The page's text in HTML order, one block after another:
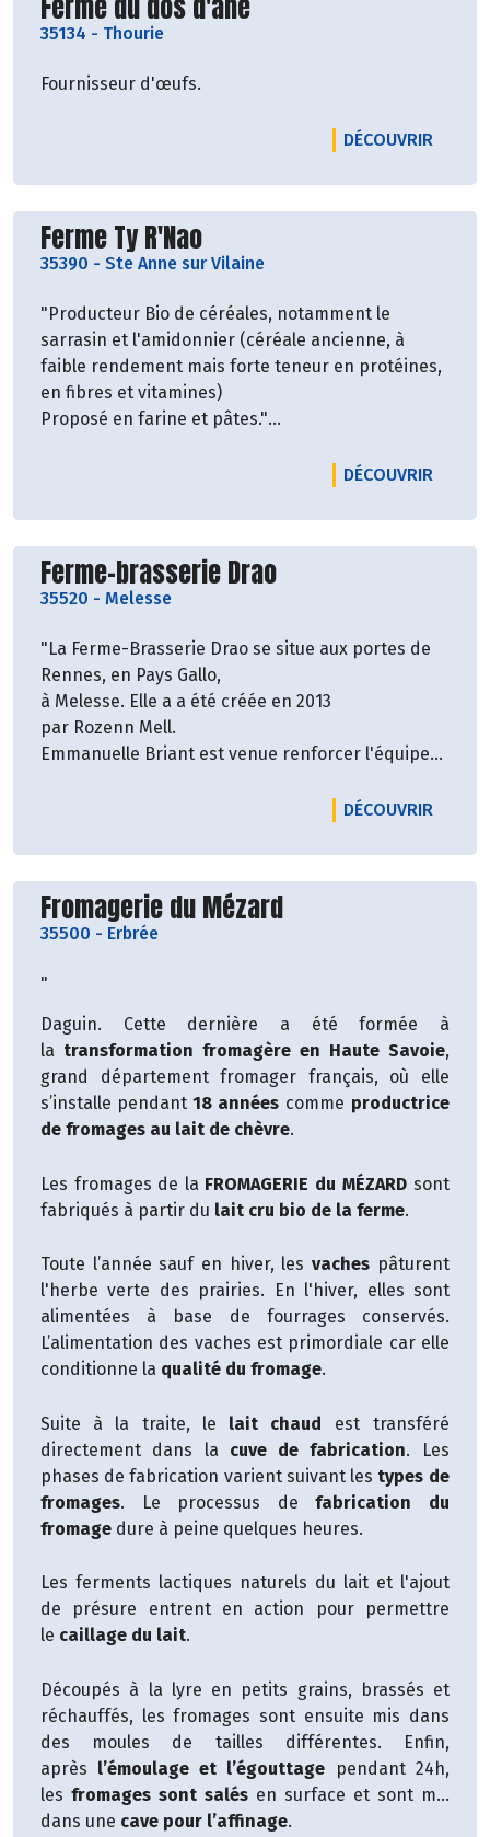
35134 - Thourie
Fournisseur d'œufs.
DÉCOUVRIR
Découvrir le producteur
Ferme Ty R'Nao
35390 - Ste Anne sur Vilaine
"Producteur Bio de céréales, notamment le
sarrasin et l'amidonnier (céréale ancienne, à
faible rendement mais forte teneur en protéines,
en fibres et vitamines)
Proposé en farine et pâtes."
35600/jeremy-renaud-cerealier-et-eleveur-
lancienne-4404989
DÉCOUVRIR
Découvrir le producteur
Ferme-brasserie Drao
35520 - Melesse
"La Ferme-Brasserie Drao se situe aux portes de
Rennes, en Pays Gallo,
à Melesse. Elle a a été créée en 2013
par Rozenn Mell.
Emmanuelle Briant est venue renforcer l'équipe
La brasserie Drao vous propose des bières 100%
DÉCOUVRIR
Découvrir le producteur
Fromagerie du Mézard
35500 - Erbrée
"
Daguin. Cette dernière a été formée à
la transformation fromagère en Haute Savoie,
grand département fromager français, où elle
s’installe pendant 18 années comme productrice
de fromages au lait de chèvre.
Les fromages de la FROMAGERIE du MÉZARD sont
fabriqués à partir du lait cru bio de la ferme.
Toute l’année sauf en hiver, les vaches pâturent
l'herbe verte des prairies. En l'hiver, elles sont
alimentées à base de fourrages conservés.
L’alimentation des vaches est primordiale car elle
conditionne la qualité du fromage.
Suite à la traite, le lait chaud est transféré
directement dans la cuve de fabrication. Les
phases de fabrication varient suivant les types de
fromages. Le processus de fabrication du
fromage dure à peine quelques heures.
Les ferments lactiques naturels du lait et l'ajout
de présure entrent en action pour permettre
le caillage du lait.
Découpés à la lyre en petits grains, brassés et
réchauffés, les fromages sont ensuite mis dans
des moules de tailles différentes. Enfin,
après l’émoulage et l’égouttage pendant 24h,
les fromages sont salés en surface et sont mis
dans une cave pour l’affinage.